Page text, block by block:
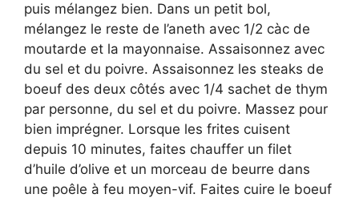
puis mélangez bien. Dans un petit bol,
mélangez le reste de l’aneth avec 1/2 càc de
moutarde et la mayonnaise. Assaisonnez avec
du sel et du poivre. Assaisonnez les steaks de
boeuf des deux côtés avec 1/4 sachet de thym
par personne, du sel et du poivre. Massez pour
bien imprégner. Lorsque les frites cuisent
depuis 10 minutes, faites chauffer un filet
d’huile d’olive et un morceau de beurre dans
une poêle à feu moyen-vif. Faites cuire le boeuf